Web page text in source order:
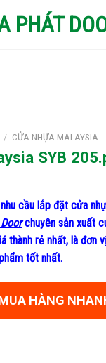
/ CỬA NHỰA MALAYSIA
SYB
cầu lắp đặt cửa
chuyên sản xuất
thành rẻ nhất, là đơn
tốt nhất.
HÀNG